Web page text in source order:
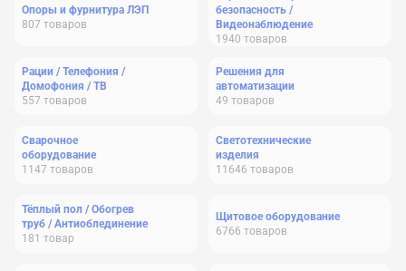
Опоры и фурнитура ЛЭП
807 товаров
безопасность /
Видеонаблюдение
1940 товаров
Рации / Телефония /
Домофония / ТВ
557 товаров
Решения для
автоматизации
49 товаров
Сварочное
оборудование
1147 товаров
Светотехнические
изделия
11646 товаров
Тёплый пол / Обогрев
труб / Антиоблединение
181 товар
Щитовое оборудование
6766 товаров